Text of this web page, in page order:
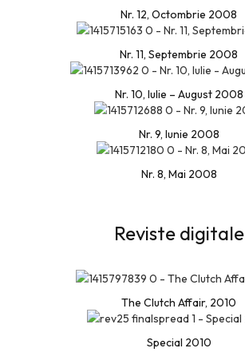
Nr. 12, Octombrie 2008
Nr. 11, Septembrie 2008
Nr. 10, Iulie – August 2008
Nr. 9, Iunie 2008
Nr. 8, Mai 2008
Reviste digitale
The Clutch Affair, 2010
Special 2010